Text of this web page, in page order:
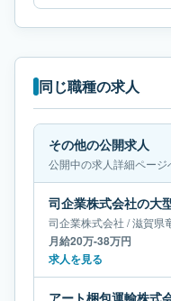
同じ職種の求人
その他の公開求人
公開中の求人詳細ページ
司企業株式会社 /滋賀県
月給20万-38万円
求人を見る